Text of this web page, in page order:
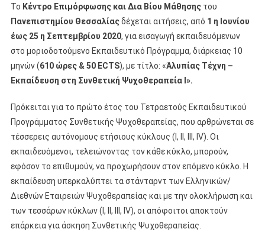
Το Κέντρο Επιμόρφωσης και Δια Βίου Μάθησηςτου
Πανεπιστημίου Θεσσαλίαςδέχεται αιτήσεις, από 1 η Ιουνίου
έως 25 η Σεπτεμβρίου 2020, για εισαγωγή εκπαιδευόμενων
στο μοριοδοτούμενο Εκπαιδευτικό Πρόγραμμα, διάρκειας 10
μηνών (610 ώρες & 50 ECTS), με τίτλο: «Ἀλυπίας Τέχνη –
Εκπαίδευση στη Συνθετική Ψυχοθεραπεία Ι».
Πρόκειται για το πρώτο έτος του Τετραετούς Εκπαιδευτικού
Προγράμματος Συνθετικής Ψυχοθεραπείας, που αρθρώνεται σε
τέσσερεις αυτόνομους ετήσιους κύκλους (Ι, ΙΙ, ΙΙΙ, ΙV). Οι
εκπαιδευόμενοι, τελειώνοντας τον κάθε κύκλο, μπορούν,
εφόσον το επιθυμούν, να προχωρήσουν στον επόμενο κύκλο. Η
εκπαίδευση υπερκαλύπτει τα στάνταρντ των Ελληνικών/
Διεθνών Εταιρειών Ψυχοθεραπείας και με την ολοκλήρωση και
των τεσσάρων κύκλων (Ι, ΙΙ, ΙΙΙ, IV), οι απόφοιτοι αποκτούν
επάρκεια για άσκηση Συνθετικής Ψυχοθεραπείας.